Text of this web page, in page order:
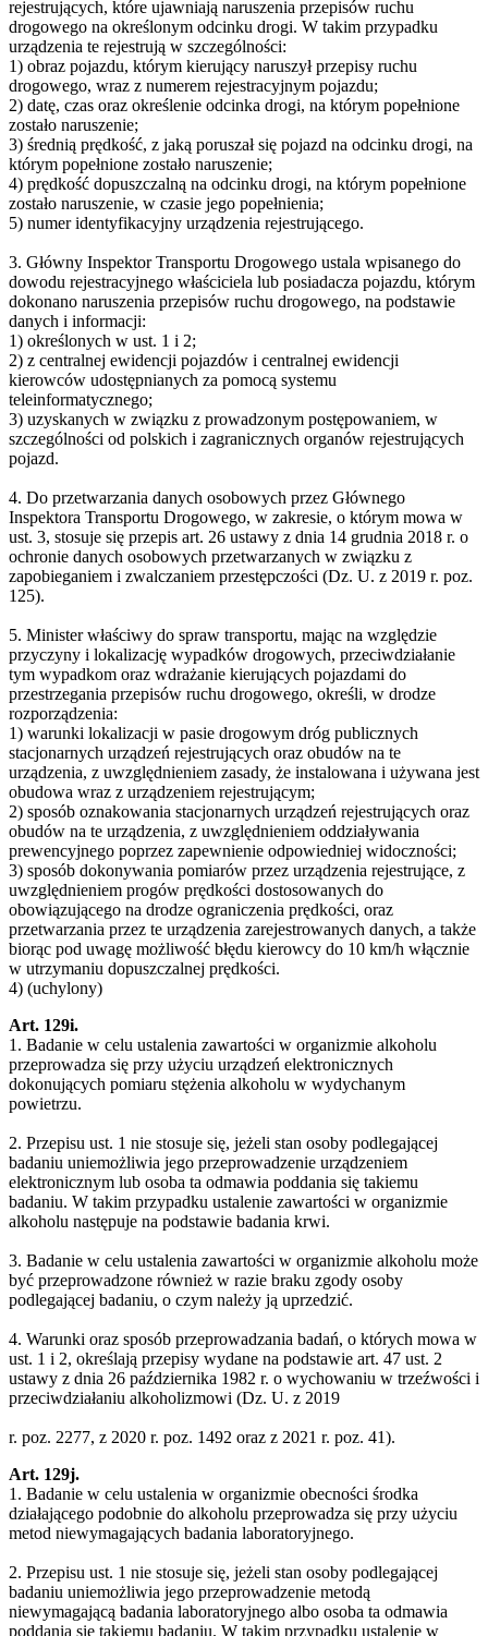
rejestrujących, które ujawniają naruszenia przepisów ruchu
drogowego na określonym odcinku drogi. W takim przypadku
urządzenia te rejestrują w szczególności:
1) obraz pojazdu, którym kierujący naruszył przepisy ruchu
drogowego, wraz z numerem rejestracyjnym pojazdu;
2) datę, czas oraz określenie odcinka drogi, na którym popełnione
zostało naruszenie;
3) średnią prędkość, z jaką poruszał się pojazd na odcinku drogi, na
którym popełnione zostało naruszenie;
4) prędkość dopuszczalną na odcinku drogi, na którym popełnione
zostało naruszenie, w czasie jego popełnienia;
5) numer identyfikacyjny urządzenia rejestrującego.
3. Główny Inspektor Transportu Drogowego ustala wpisanego do
dowodu rejestracyjnego właściciela lub posiadacza pojazdu, którym
dokonano naruszenia przepisów ruchu drogowego, na podstawie
danych i informacji:
1) określonych w ust. 1 i 2;
2) z centralnej ewidencji pojazdów i centralnej ewidencji
kierowców udostępnianych za pomocą systemu
teleinformatycznego;
3) uzyskanych w związku z prowadzonym postępowaniem, w
szczególności od polskich i zagranicznych organów rejestrujących
pojazd.
4. Do przetwarzania danych osobowych przez Głównego
Inspektora Transportu Drogowego, w zakresie, o którym mowa w
ust. 3, stosuje się przepis art. 26 ustawy z dnia 14 grudnia 2018 r. o
ochronie danych osobowych przetwarzanych w związku z
zapobieganiem i zwalczaniem przestępczości (Dz. U. z 2019 r. poz.
125).
5. Minister właściwy do spraw transportu, mając na względzie
przyczyny i lokalizację wypadków drogowych, przeciwdziałanie
tym wypadkom oraz wdrażanie kierujących pojazdami do
przestrzegania przepisów ruchu drogowego, określi, w drodze
rozporządzenia:
1) warunki lokalizacji w pasie drogowym dróg publicznych
stacjonarnych urządzeń rejestrujących oraz obudów na te
urządzenia, z uwzględnieniem zasady, że instalowana i używana jest
obudowa wraz z urządzeniem rejestrującym;
2) sposób oznakowania stacjonarnych urządzeń rejestrujących oraz
obudów na te urządzenia, z uwzględnieniem oddziaływania
prewencyjnego poprzez zapewnienie odpowiedniej widoczności;
3) sposób dokonywania pomiarów przez urządzenia rejestrujące, z
uwzględnieniem progów prędkości dostosowanych do
obowiązującego na drodze ograniczenia prędkości, oraz
przetwarzania przez te urządzenia zarejestrowanych danych, a także
biorąc pod uwagę możliwość błędu kierowcy do 10 km/h włącznie
w utrzymaniu dopuszczalnej prędkości.
4) (uchylony)
Art. 129i.
1. Badanie w celu ustalenia zawartości w organizmie alkoholu
przeprowadza się przy użyciu urządzeń elektronicznych
dokonujących pomiaru stężenia alkoholu w wydychanym
powietrzu.
2. Przepisu ust. 1 nie stosuje się, jeżeli stan osoby podlegającej
badaniu uniemożliwia jego przeprowadzenie urządzeniem
elektronicznym lub osoba ta odmawia poddania się takiemu
badaniu. W takim przypadku ustalenie zawartości w organizmie
alkoholu następuje na podstawie badania krwi.
3. Badanie w celu ustalenia zawartości w organizmie alkoholu może
być przeprowadzone również w razie braku zgody osoby
podlegającej badaniu, o czym należy ją uprzedzić.
4. Warunki oraz sposób przeprowadzania badań, o których mowa w
ust. 1 i 2, określają przepisy wydane na podstawie art. 47 ust. 2
ustawy z dnia 26 października 1982 r. o wychowaniu w trzeźwości i
przeciwdziałaniu alkoholizmowi (Dz. U. z 2019
r. poz. 2277, z 2020 r. poz. 1492 oraz z 2021 r. poz. 41).
Art. 129j.
1. Badanie w celu ustalenia w organizmie obecności środka
działającego podobnie do alkoholu przeprowadza się przy użyciu
metod niewymagających badania laboratoryjnego.
2. Przepisu ust. 1 nie stosuje się, jeżeli stan osoby podlegającej
badaniu uniemożliwia jego przeprowadzenie metodą
niewymagającą badania laboratoryjnego albo osoba ta odmawia
poddania się takiemu badaniu. W takim przypadku ustalenie w